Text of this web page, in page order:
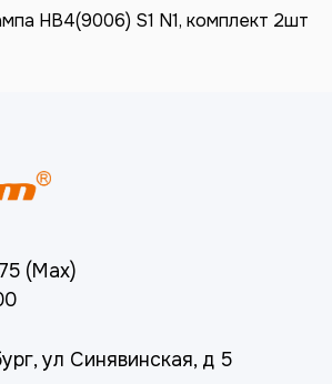
HB4(9006) S1 N1, комплект 2шт
(Max)
ул Синявинская, д 5